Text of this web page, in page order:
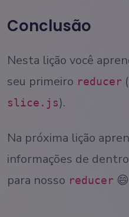
Conclusão
Nesta lição você
seu primeiro reducer
slice.js).
Na próxima lição
informações de
para nosso reducer 😄